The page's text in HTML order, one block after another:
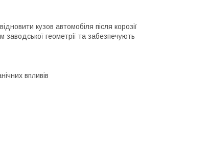
кузов автомобіля після корозії
геометрії та забезпечують
впливів